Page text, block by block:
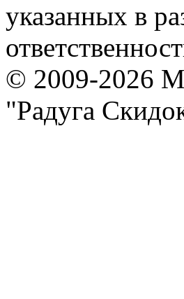
указанных в
© 2009-2026
"Радуга